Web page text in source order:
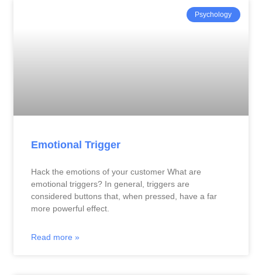
Psychology
Emotional Trigger
Hack the emotions of your customer What are
emotional triggers? In general, triggers are
considered buttons that, when pressed, have a far
more powerful effect.
Read more »